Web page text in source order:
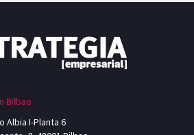
Bilbao
Albia I-Planta 6